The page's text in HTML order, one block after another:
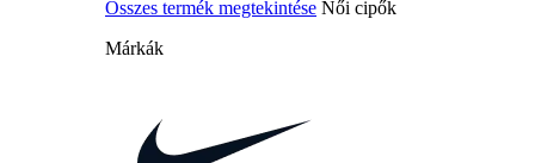
Összes termék megtekintése Női cipők
Márkák